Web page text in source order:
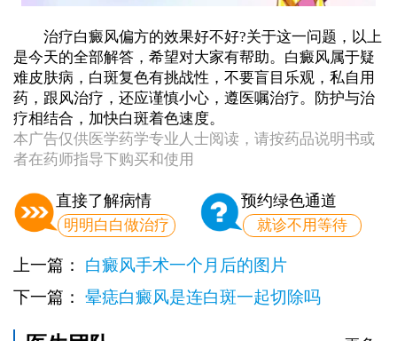
治疗白癜风偏方的效果好不好?关于这一问题，以上
是今天的全部解答，希望对大家有帮助。白癜风属于疑
难皮肤病，白斑复色有挑战性，不要盲目乐观，私自用
药，跟风治疗，还应谨慎小心，遵医嘱治疗。防护与治
疗相结合，加快白斑着色速度。
本广告仅供医学药学专业人士阅读，请按药品说明书或
者在药师指导下购买和使用
直接了解病情
明明白白做治疗
预约绿色通道
就诊不用等待
上一篇： 白癜风手术一个月后的图片
下一篇： 晕痣白癜风是连白斑一起切除吗